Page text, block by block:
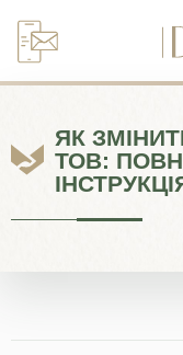
Перейти
до
ЯК
ТОВ: